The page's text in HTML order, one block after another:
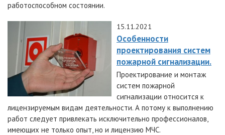
работоспособном состоянии.
15.11.2021
Особенности
проектирования систем
пожарной сигнализации.
Проектирование и монтаж
систем пожарной
сигнализации относится к
лицензируемым видам деятельности. А потому к выполнению
работ следует привлекать исключительно профессионалов,
имеющих не только опыт, но и лицензию МЧС.